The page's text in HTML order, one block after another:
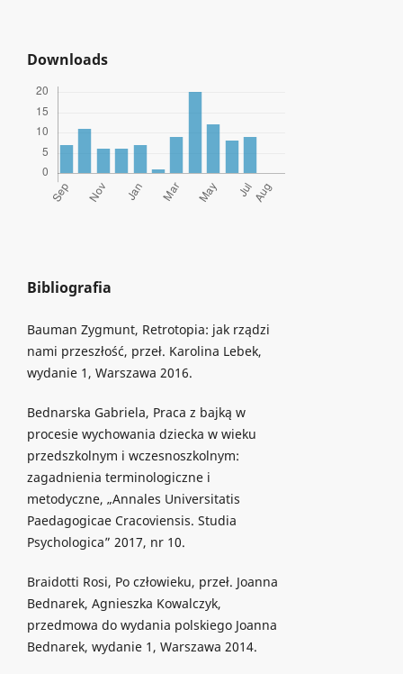
Downloads
Bibliografia
Bauman Zygmunt, Retrotopia: jak rządzi
nami przeszłość, przeł. Karolina Lebek,
wydanie 1, Warszawa 2016.
Bednarska Gabriela, Praca z bajką w
procesie wychowania dziecka w wieku
przedszkolnym i wczesnoszkolnym:
zagadnienia terminologiczne i
metodyczne, „Annales Universitatis
Paedagogicae Cracoviensis. Studia
Psychologica” 2017, nr 10.
Braidotti Rosi, Po człowieku, przeł. Joanna
Bednarek, Agnieszka Kowalczyk,
przedmowa do wydania polskiego Joanna
Bednarek, wydanie 1, Warszawa 2014.